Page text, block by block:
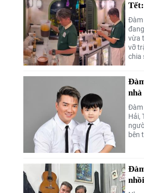
Đàm
vừa
vỡ
chia
nhà
Đàm
Hải,
bên